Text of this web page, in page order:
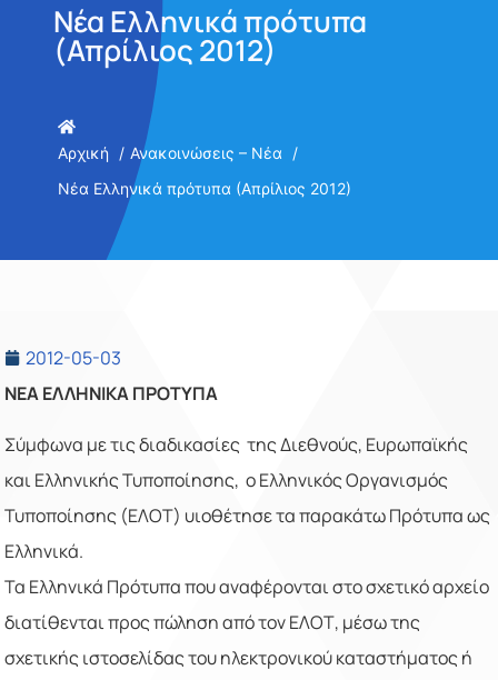
Νέα Ελληνικά πρότυπα
(Απρίλιος 2012)
Αρχική
Ανακοινώσεις – Νέα
Νέα Ελληνικά πρότυπα (Απρίλιος 2012)
2012-05-03
NEA ΕΛΛΗΝΙΚΑ ΠΡΟΤΥΠΑ
Σύμφωνα με τις διαδικασίες της Διεθνούς, Ευρωπαϊκής
και Ελληνικής Τυποποίησης, o Ελληνικός Οργανισμός
Τυποποίησης (ΕΛΟΤ) υιοθέτησε τα παρακάτω Πρότυπα ως
Ελληνικά.
Τα Ελληνικά Πρότυπα που αναφέρονται στο σχετικό αρχείο
διατίθενται προς πώληση από τον ΕΛΟΤ, μέσω της
σχετικής ιστοσελίδας του ηλεκτρονικού καταστήματος ή